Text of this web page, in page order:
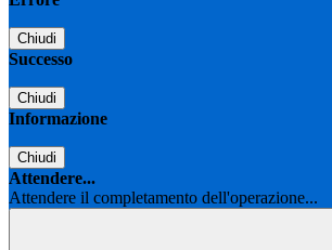
Chiudi
Successo
Chiudi
Informazione
Chiudi
Attendere...
Attendere il completamento dell'operazione...